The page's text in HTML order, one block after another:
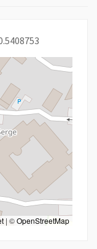
| ©OpenStreetMap